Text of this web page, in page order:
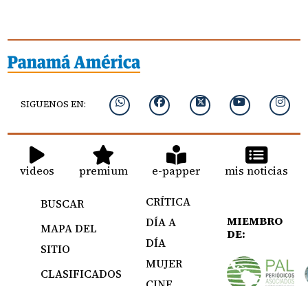
SIGUENOS EN:
videos premium e-papper mis noticias
BUSCAR
MAPA DEL
SITIO
CLASIFICADOS
CRÍTICA
DÍA A
DÍA
MUJER
MIEMBRO
DE: